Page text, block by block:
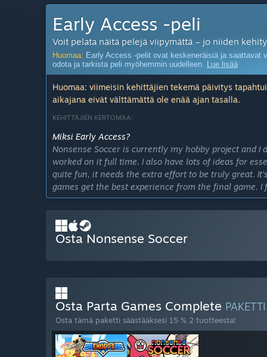
Early Access -peli
Voit pelata näitä pelejä viipymättä – jo niiden
Huomaa: Early Access -pelit ovat keskeneräisiä ja saattavat
odota ja tarkista peli myöhemmin uudelleen. Lue lisää
Huomaa: viimeisin kehittäjien tekemä päivitys
aikajana eivät välttämättä ole enää ajan tasalla.
KEHITTÄJIEN KERTOMAA:
Miksi Early Access?
Nonsense Soccer is currently my hobby project and
worked on it full time. I also have lots of ideas for
quite fun, it needs the extra effort to be truly great.
games get the best experience from the final game.
the hands of enthusiastic players who can provide
make the best game I can with my limited resources.
Miten kauan peli tulee arviolta olemaan Early Access -
My release plan is not set in stone and as hobby
possible to finish a set of features I can call a "final
Millä tavoin lopullinen versio tulee eroamaan Early
The final game will include more polished
arenas, balls, cosmetics and possibly new game
Mikä on Early Access -version tila tällä hetkellä?
As of writing, the first early access build is the
Osta Nonsense Soccer
Osta Parta Games Complete PAKETTI
Osta tämä paketti säästääksesi 15 % 2 tuotteesta!